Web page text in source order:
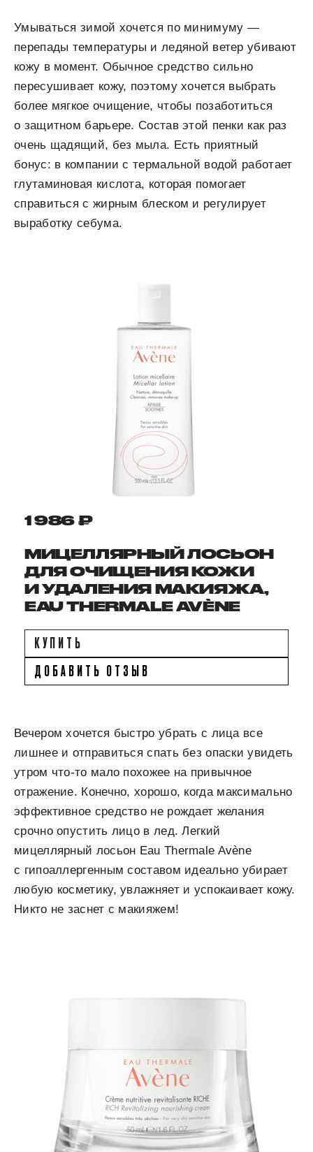
Умываться зимой хочется по минимуму —
перепады температуры и ледяной ветер убивают
кожу в момент. Обычное средство сильно
пересушивает кожу, поэтому хочется выбрать
более мягкое очищение, чтобы позаботиться
о защитном барьере. Состав этой пенки как раз
очень щадящий, без мыла. Есть приятный
бонус: в компании с термальной водой работает
глутаминовая кислота, которая помогает
справиться с жирным блеском и регулирует
выработку себума.
1 986 ₽
МИЦЕЛЛЯРНЫЙ ЛОСЬОН
ДЛЯ ОЧИЩЕНИЯ КОЖИ
И УДАЛЕНИЯ МАКИЯЖА,
EAU THERMALE AVÈNE
КУПИТЬ
ДОБАВИТЬ ОТЗЫВ
Вечером хочется быстро убрать с лица все
лишнее и отправиться спать без опаски увидеть
утром что-то мало похожее на привычное
отражение. Конечно, хорошо, когда максимально
эффективное средство не рождает желания
срочно опустить лицо в лед. Легкий
мицеллярный лосьон Eau Thermale Avène
с гипоаллергенным составом идеально убирает
любую косметику, увлажняет и успокаивает кожу.
Никто не заснет с макияжем!